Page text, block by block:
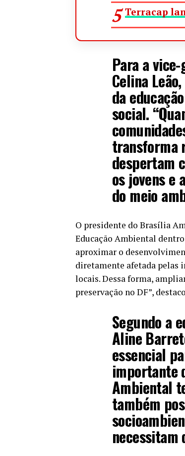
Terracap
Para a
Celina
da
social.
transforma
despertam
os jovens e
do meio
O presidente do Brasília
Educação Ambiental
aproximar o
diretamente afetada pelas
locais. Dessa forma,
preservação no DF”,
Segundo a
Aline
essencial
importante
Ambiental
também
necessitam